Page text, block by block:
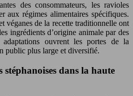
des consommateurs, les ravioles
aux régimes alimentaires spécifiques.
véganes de la recette traditionnelle ont
ingrédients d’origine animale par des
adaptations ouvrent les portes de la
public plus large et diversifié.
dans la haute